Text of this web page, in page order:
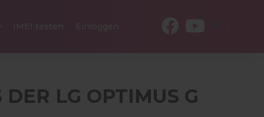
IMEI testen Einloggen
DER LG OPTIMUS G